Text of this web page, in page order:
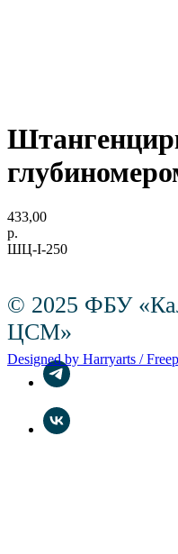
433,00
р.
ШЦ-I-250
© 2025 ФБУ
ЦСМ»
Designed by Harryarts /